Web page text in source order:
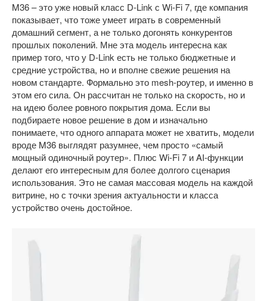
M36 – это уже новый класс D-Link с Wi-Fi 7, где компания
показывает, что тоже умеет играть в современный
домашний сегмент, а не только догонять конкурентов
прошлых поколений. Мне эта модель интересна как
пример того, что у D-Link есть не только бюджетные и
средние устройства, но и вполне свежие решения на
новом стандарте. Формально это mesh-роутер, и именно в
этом его сила. Он рассчитан не только на скорость, но и
на идею более ровного покрытия дома. Если вы
подбираете новое решение в дом и изначально
понимаете, что одного аппарата может не хватить, модели
вроде M36 выглядят разумнее, чем просто «самый
мощный одиночный роутер». Плюс Wi-Fi 7 и AI-функции
делают его интересным для более долгого сценария
использования. Это не самая массовая модель на каждой
витрине, но с точки зрения актуальности и класса
устройство очень достойное.